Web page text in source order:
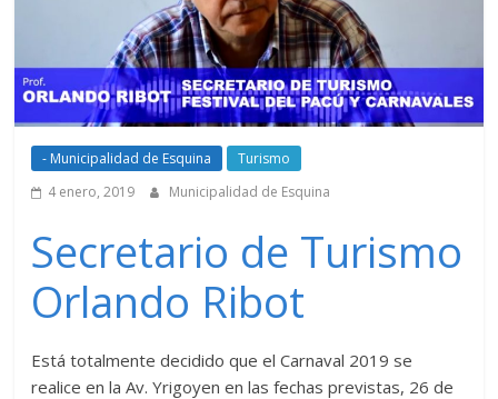
- Municipalidad de Esquina
Turismo
4 enero, 2019
Municipalidad de Esquina
Secretario de Turismo
Orlando Ribot
Está totalmente decidido que el Carnaval 2019 se
realice en la Av. Yrigoyen en las fechas previstas, 26 de